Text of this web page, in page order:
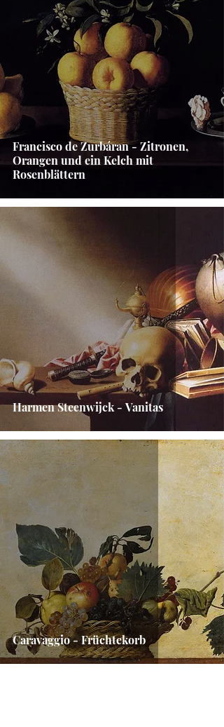
Francisco de Zurbáran - Zitronen,
Orangen und ein Kelch mit
Rosenblättern
Harmen Steenwijck - Vanitas
Caravaggio - Früchtekorb